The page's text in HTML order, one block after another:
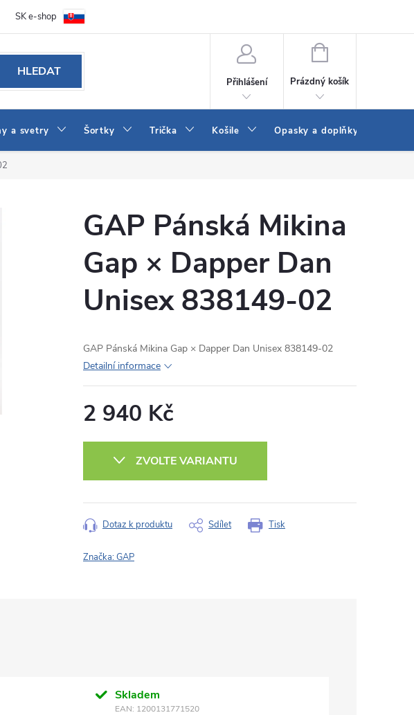
Blog Kontakt
SK e-shop
HLEDAT
Přihlášení
NÁKUPNÍ
Prázdný košík
a svetry Šortky Trička Košile Opasky a doplňky
GAP Pánská Mikina
Gap × Dapper Dan
Unisex 838149-02
GAP Pánská Mikina Gap × Dapper Dan Unisex 838149-02
Detailní informace
2 940 Kč
ZVOLTE VARIANTU
Tisk
Dotaz k produktu Sdílet
Značka:GAP
Skladem
EAN: 1200131771520